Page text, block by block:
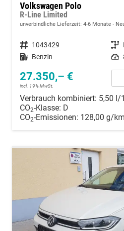
Volkswagen Polo
R-Line Limited
unverbindliche Lieferzeit: 4-6 Monate
Fahrzeugnummer 1043429 Getriebe
Kraftstoff Benzin Leistung
27.350,– €
incl. 19% MwSt.
Verbrauch kombiniert: 5,50 l/
CO2-Klasse: D
CO2-Emissionen: 128,00 g/km